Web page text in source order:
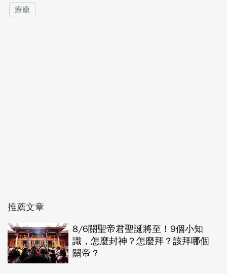
療癒
推薦文章
8/6關聖帝君聖誕將至！9個小知
識，怎麼封神？怎麼拜？該拜哪個
關帝？